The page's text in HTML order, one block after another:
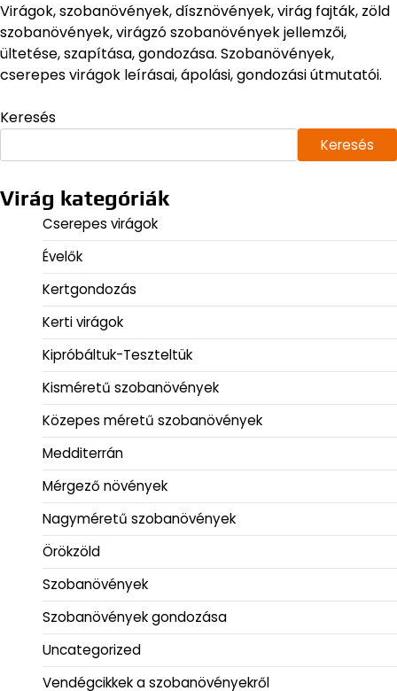
Virágok, szobanövények, dísznövények, virág fajták, zöld
szobanövények, virágzó szobanövények jellemzői,
ültetése, szapítása, gondozása. Szobanövények,
cserepes virágok leírásai, ápolási, gondozási útmutatói.
Keresés
Keresés
Virág kategóriák
Cserepes virágok
Évelők
Kertgondozás
Kerti virágok
Kipróbáltuk-Teszteltük
Kisméretű szobanövények
Közepes méretű szobanövények
Medditerrán
Mérgező növények
Nagyméretű szobanövények
Örökzöld
Szobanövények
Szobanövények gondozása
Uncategorized
Vendégcikkek a szobanövényekről